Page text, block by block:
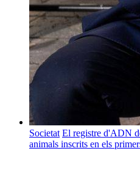
Societat El registre d'ADN
animals inscrits en els